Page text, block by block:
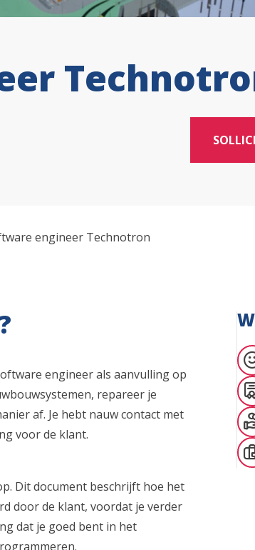
engineer Technotron
engineer als aanvulling op
repareer je
af. Je hebt nauw contact met
voor de klant.
Dit document beschrijft hoe het
door de klant, voordat je verder
dat je goed bent in het